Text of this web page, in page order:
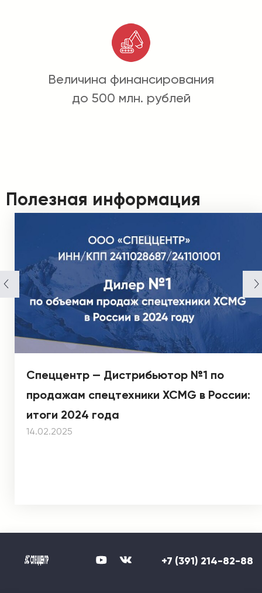
Величина финансирования
до 500 млн. рублей
Полезная информация
Спеццентр — Дистрибьютор №1 по
продажам спецтехники XCMG в России:
итоги 2024 года
14.02.2025
+7 (391) 214-82-88